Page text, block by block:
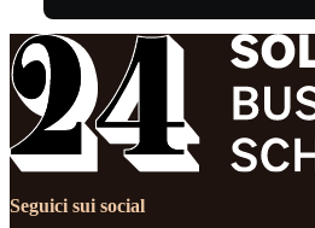
Seguici sui social